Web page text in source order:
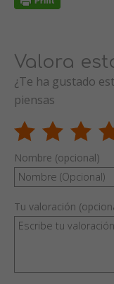
Valora
¿Te ha gustado
piensas
Nombre (opcional)
Tu valoración